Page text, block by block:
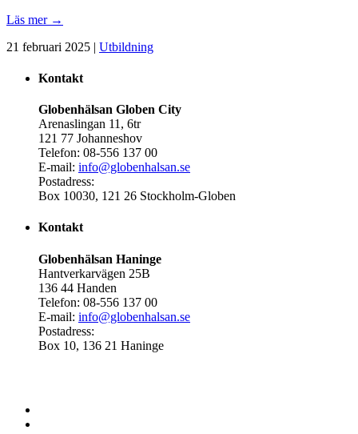
Läs mer →
21 februari 2025 | Utbildning
Kontakt
Globenhälsan Globen City
Arenaslingan 11, 6tr
121 77 Johanneshov
Telefon: 08-556 137 00
E-mail: info@globenhalsan.se
Postadress:
Box 10030, 121 26 Stockholm-Globen
Kontakt
Globenhälsan Haninge
Hantverkarvägen 25B
136 44 Handen
Telefon: 08-556 137 00
E-mail: info@globenhalsan.se
Postadress:
Box 10, 136 21 Haninge